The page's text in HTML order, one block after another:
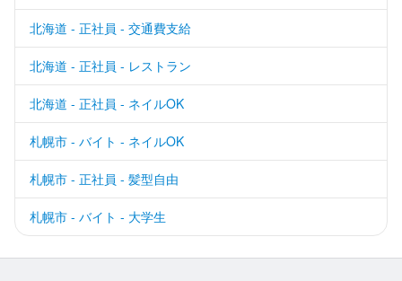
北海道 - 正社員 - 交通費支給
北海道 - 正社員 - レストラン
北海道 - 正社員 - ネイルOK
札幌市 - バイト - ネイルOK
札幌市 - 正社員 - 髪型自由
札幌市 - バイト - 大学生